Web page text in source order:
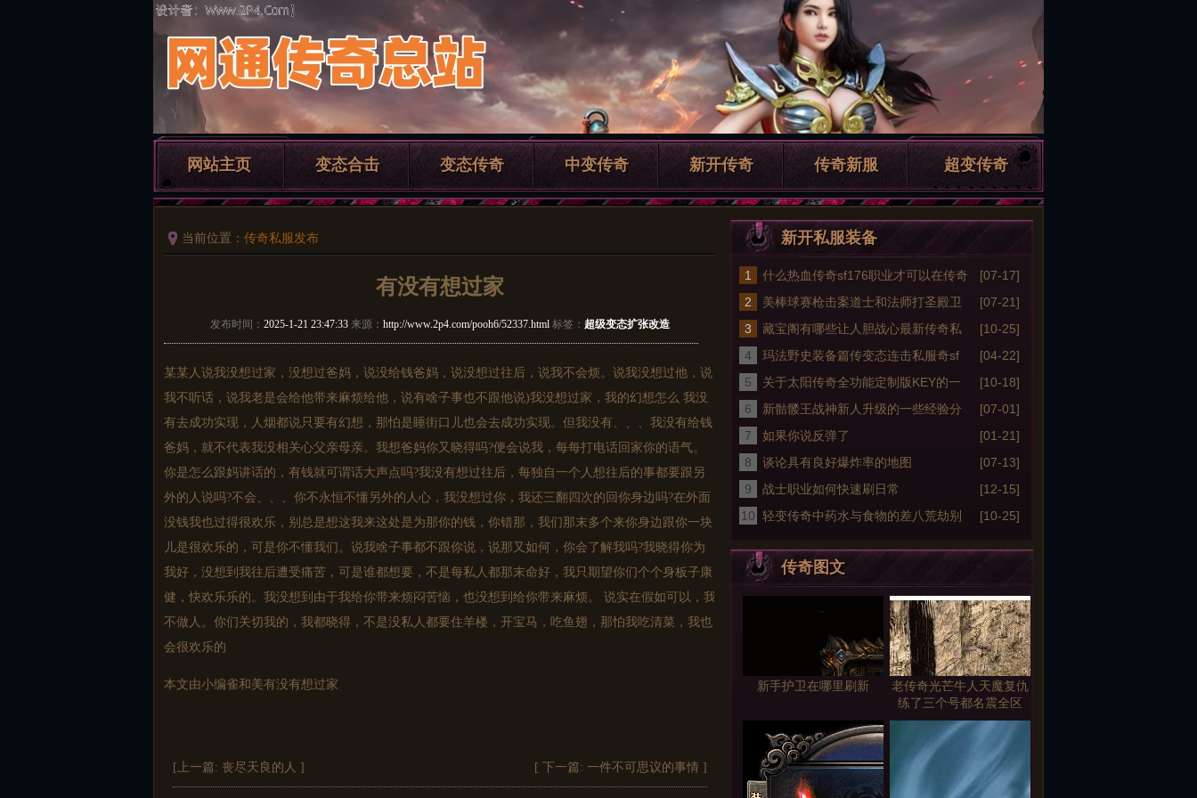
网站主页 变态合击 变态传奇 中变传奇 新开传奇 传奇新服 超变传奇
当前位置： 传奇私服发布
有没有想过家
发布时间： 2025-1-21 23:47:33 来源： http://www.2p4.com/pooh6/52337.html 标签： 超级变态扩张改造
某某人说我没想过家，没想过爸妈，说没给钱爸妈，说没想过往后，说我不会烦。说我没想过他，说
我不听话，说我老是会给他带来麻烦给他，说有啥子事也不跟他说)我没想过家，我的幻想怎么 我没
有去成功实现，人烟都说只要有幻想，那怕是睡街口儿也会去成功实现。但我没有、、、我没有给钱
爸妈，就不代表我没相关心父亲母亲。我想爸妈你又晓得吗?便会说我，每每打电话回家你的语气。
你是怎么跟妈讲话的，有钱就可谓话大声点吗?我没有想过往后，每独自一个人想往后的事都要跟另
外的人说吗?不会、、、你不永恒不懂另外的人心，我没想过你，我还三翻四次的回你身边吗?在外面
没钱我也过得很欢乐，别总是想这我来这处是为那你的钱，你错那，我们那末多个来你身边跟你一块
儿是很欢乐的，可是你不懂我们。说我啥子事都不跟你说，说那又如何，你会了解我吗?我晓得你为
我好，没想到我往后遭受痛苦，可是谁都想要，不是每私人都那末命好，我只期望你们个个身板子康
健，快欢乐乐的。我没想到由于我给你带来烦闷苦恼，也没想到给你带来麻烦。 说实在假如可以，我
不做人。你们关切我的，我都晓得，不是没私人都要住羊楼，开宝马，吃鱼翅，那怕我吃清菜，我也
会很欢乐的
本文由小编雀和美有没有想过家
[上一篇: 丧尽天良的人 ] [ 下一篇: 一件不可思议的事情 ]
新开私服装备
1
什么热血传奇sf176职业才可以在传奇
中做到秒杀
[07-17]
2
美棒球赛枪击案道士和法师打圣殿卫
士方法
[07-21]
3
藏宝阁有哪些让人胆战心最新传奇私
服ip惊的怪物
[10-25]
4
玛法野史装备篇传变态连击私服奇sf
行会名血饮
[04-22]
5
关于太阳传奇全功能定制版KEY的一
些功能脚本说明
[10-18]
6
新骷髅王战神新人升级的一些经验分
享
[07-01]
7
如果你说反弹了
[01-21]
8
谈论具有良好爆炸率的地图
[07-13]
9
战士职业如何快速刷日常
[12-15]
10 轻变传奇中药水与食物的差八荒劫别 [10-25]
传奇图文
新手护卫在哪里刷新
老传奇光芒牛人天魔复仇
练了三个号都名震全区